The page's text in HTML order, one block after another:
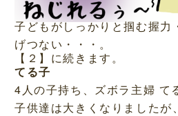
子どもがしっかりと掴む握
げつない・・・。
【２】に続きます。
てる子
4人の子持ち、ズボラ主婦 て
子供達は大きくなりましたが